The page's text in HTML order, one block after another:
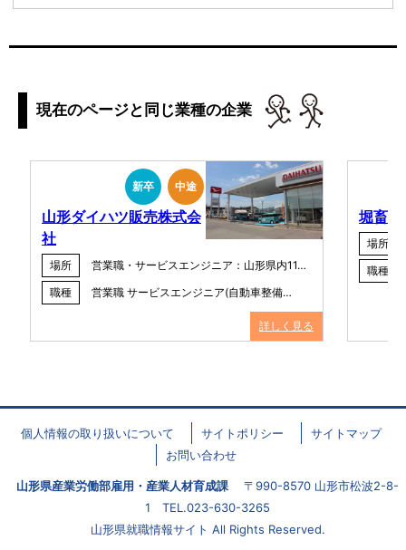
現在のページと同じ業種の企業
新卒 中途
山形ダイハツ販売株式会
社
場所
営業職・サービスエンジニア：山形県内11…
職種
営業職 サービスエンジニア(自動車整備…
詳しく見る
堀畜産
場所
職種
個人情報の取り扱いについて サイトポリシー
サイトマップ
お問い合わせ
山形県産業労働部雇用・産業人材育成課 〒990-8570 山形市松波2-8-
1 TEL.023-630-3265
山形県就職情報サイト All Rights Reserved.